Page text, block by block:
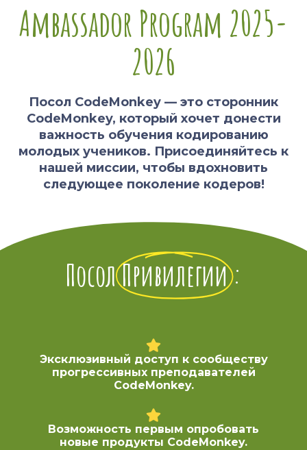
Ambassador Program 2025-
2026
Посол CodeMonkey — это сторонник
CodeMonkey, который хочет донести
важность обучения кодированию
молодых учеников. Присоединяйтесь к
нашей миссии, чтобы вдохновить
следующее поколение кодеров!
ПосолПривилегии:
Эксклюзивный доступ к сообществу
прогрессивных преподавателей
CodeMonkey.
Возможность первым опробовать
новые продукты CodeMonkey.